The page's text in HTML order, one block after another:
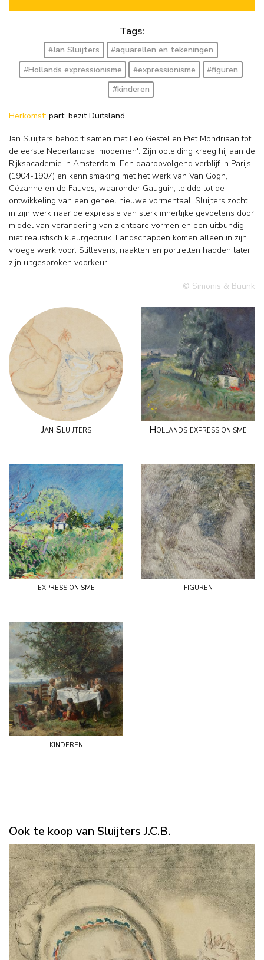
Tags:
#Jan Sluijters
#aquarellen en tekeningen
#Hollands expressionisme
#expressionisme
#figuren
#kinderen
Herkomst: part. bezit Duitsland.
Jan Sluijters behoort samen met Leo Gestel en Piet Mondriaan tot
de eerste Nederlandse 'modernen'. Zijn opleiding kreeg hij aan de
Rijksacademie in Amsterdam. Een daaropvolgend verblijf in Parijs
(1904-1907) en kennismaking met het werk van Van Gogh,
Cézanne en de Fauves, waaronder Gauguin, leidde tot de
ontwikkeling van een geheel nieuwe vormentaal. Sluijters zocht
in zijn werk naar de expressie van sterk innerlijke gevoelens door
middel van verandering van zichtbare vormen en een uitbundig,
niet realistisch kleurgebruik. Landschappen komen alleen in zijn
vroege werk voor. Stillevens, naakten en portretten hadden later
zijn uitgesproken voorkeur.
© Simonis & Buunk
Jan Sluijters Hollands expressionisme
expressionisme figuren
kinderen
Ook te koop van Sluijters J.C.B.